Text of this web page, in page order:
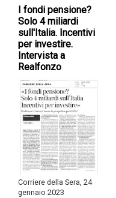
I fondi pensione?
Solo 4 miliardi
sull'Italia. Incentivi
per investire.
Intervista a
Realfonzo
Corriere della Sera, 24
gennaio 2023